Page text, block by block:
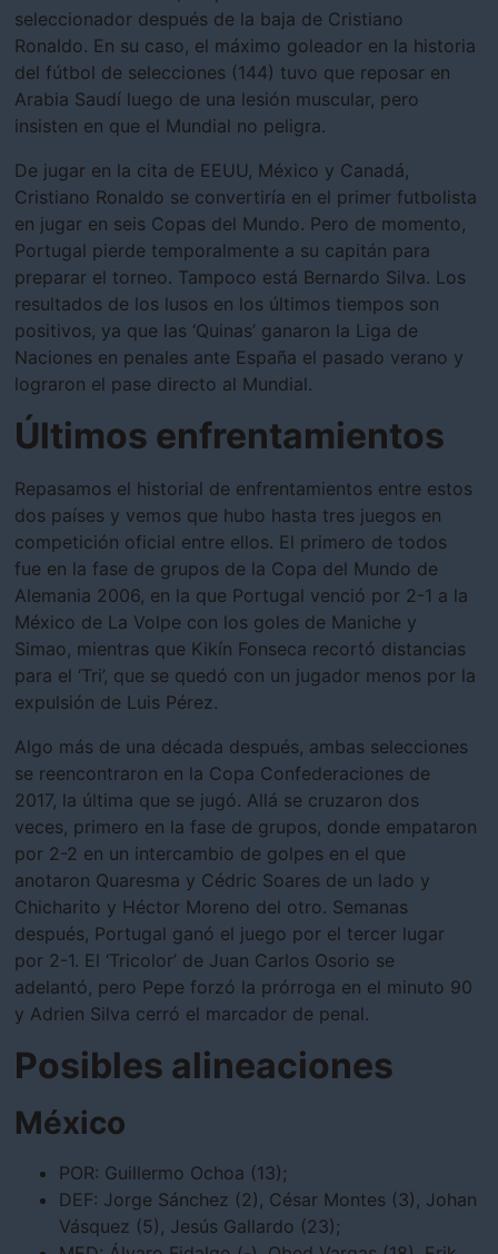
seleccionador después de la baja de Cristiano
Ronaldo. En su caso, el máximo goleador en la historia
del fútbol de selecciones (144) tuvo que reposar en
Arabia Saudí luego de una lesión muscular, pero
insisten en que el Mundial no peligra.
De jugar en la cita de EEUU, México y Canadá,
Cristiano Ronaldo se convertiría en el primer futbolista
en jugar en seis Copas del Mundo. Pero de momento,
Portugal pierde temporalmente a su capitán para
preparar el torneo. Tampoco está Bernardo Silva. Los
resultados de los lusos en los últimos tiempos son
positivos, ya que las ‘Quinas’ ganaron la Liga de
Naciones en penales ante España el pasado verano y
lograron el pase directo al Mundial.
Últimos enfrentamientos
Repasamos el historial de enfrentamientos entre estos
dos países y vemos que hubo hasta tres juegos en
competición oficial entre ellos. El primero de todos
fue en la fase de grupos de la Copa del Mundo de
Alemania 2006, en la que Portugal venció por 2-1 a la
México de La Volpe con los goles de Maniche y
Simao, mientras que Kikín Fonseca recortó distancias
para el ‘Tri’, que se quedó con un jugador menos por la
expulsión de Luis Pérez.
Algo más de una década después, ambas selecciones
se reencontraron en la Copa Confederaciones de
2017, la última que se jugó. Allá se cruzaron dos
veces, primero en la fase de grupos, donde empataron
por 2-2 en un intercambio de golpes en el que
anotaron Quaresma y Cédric Soares de un lado y
Chicharito y Héctor Moreno del otro. Semanas
después, Portugal ganó el juego por el tercer lugar
por 2-1. El ‘Tricolor’ de Juan Carlos Osorio se
adelantó, pero Pepe forzó la prórroga en el minuto 90
y Adrien Silva cerró el marcador de penal.
Posibles alineaciones
México
POR: Guillermo Ochoa (13);
DEF: Jorge Sánchez (2), César Montes (3), Johan
Vásquez (5), Jesús Gallardo (23);